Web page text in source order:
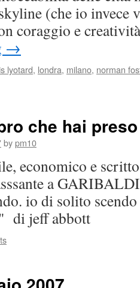
(che io invece
coraggio e
→
lyotard, londra, milano, norman
che hai
bypm10
economico e
a
io di solito
di jeff abbott